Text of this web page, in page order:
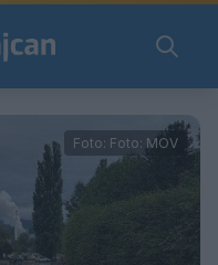
Foto: Foto: MOV